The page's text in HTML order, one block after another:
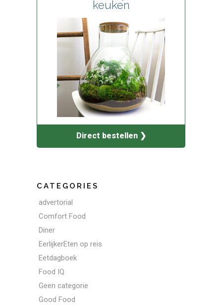
keuken
Direct bestellen ❯
CATEGORIES
advertorial
Comfort Food
Diner
EerlijkerEten op reis
Eetdagboek
Food IQ
Geen categorie
Good Food